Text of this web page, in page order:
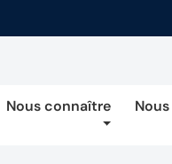
Nous connaître